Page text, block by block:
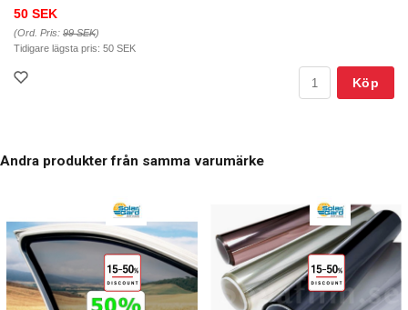
50 SEK
(Ord. Pris: 99 SEK)
Tidigare lägsta pris: 50 SEK
Köp
Andra produkter från samma varumärke